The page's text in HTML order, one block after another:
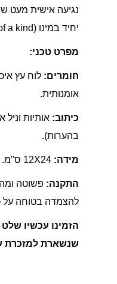
נגיעה אישית מעט
יחיד במינו (One of a kind) שנוצר במיוחד עבורכם.
מפרט טכני:
חומרים: לוח עץ
אומנותית.
כיתוב: אותיות
בהערות).
מידה: 12X24 ס"מ.
התקנה: פשוטה
להצמדה בטוחה על
הזמינו עכשיו
שנשארת למזכרת